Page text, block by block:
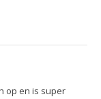
op en is super